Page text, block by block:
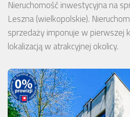
Nieruchomość inwestycyjna na
Leszna (wielkopolskie).
sprzedaży imponuje w pierwszej
lokalizacją w atrakcyjnej okolicy.